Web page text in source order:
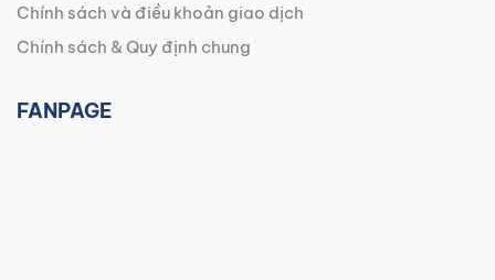
Chính sách và điều khoản giao dịch
Chính sách & Quy định chung
FANPAGE